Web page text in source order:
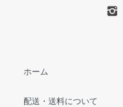
ホーム
配送・送料について